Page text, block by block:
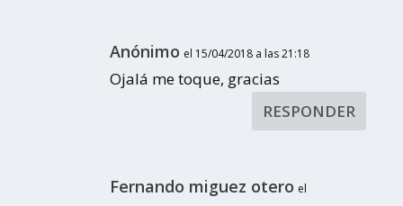
Anónimo el 15/04/2018 a las 21:18
Ojalá me toque, gracias
RESPONDER
Fernando miguez otero el